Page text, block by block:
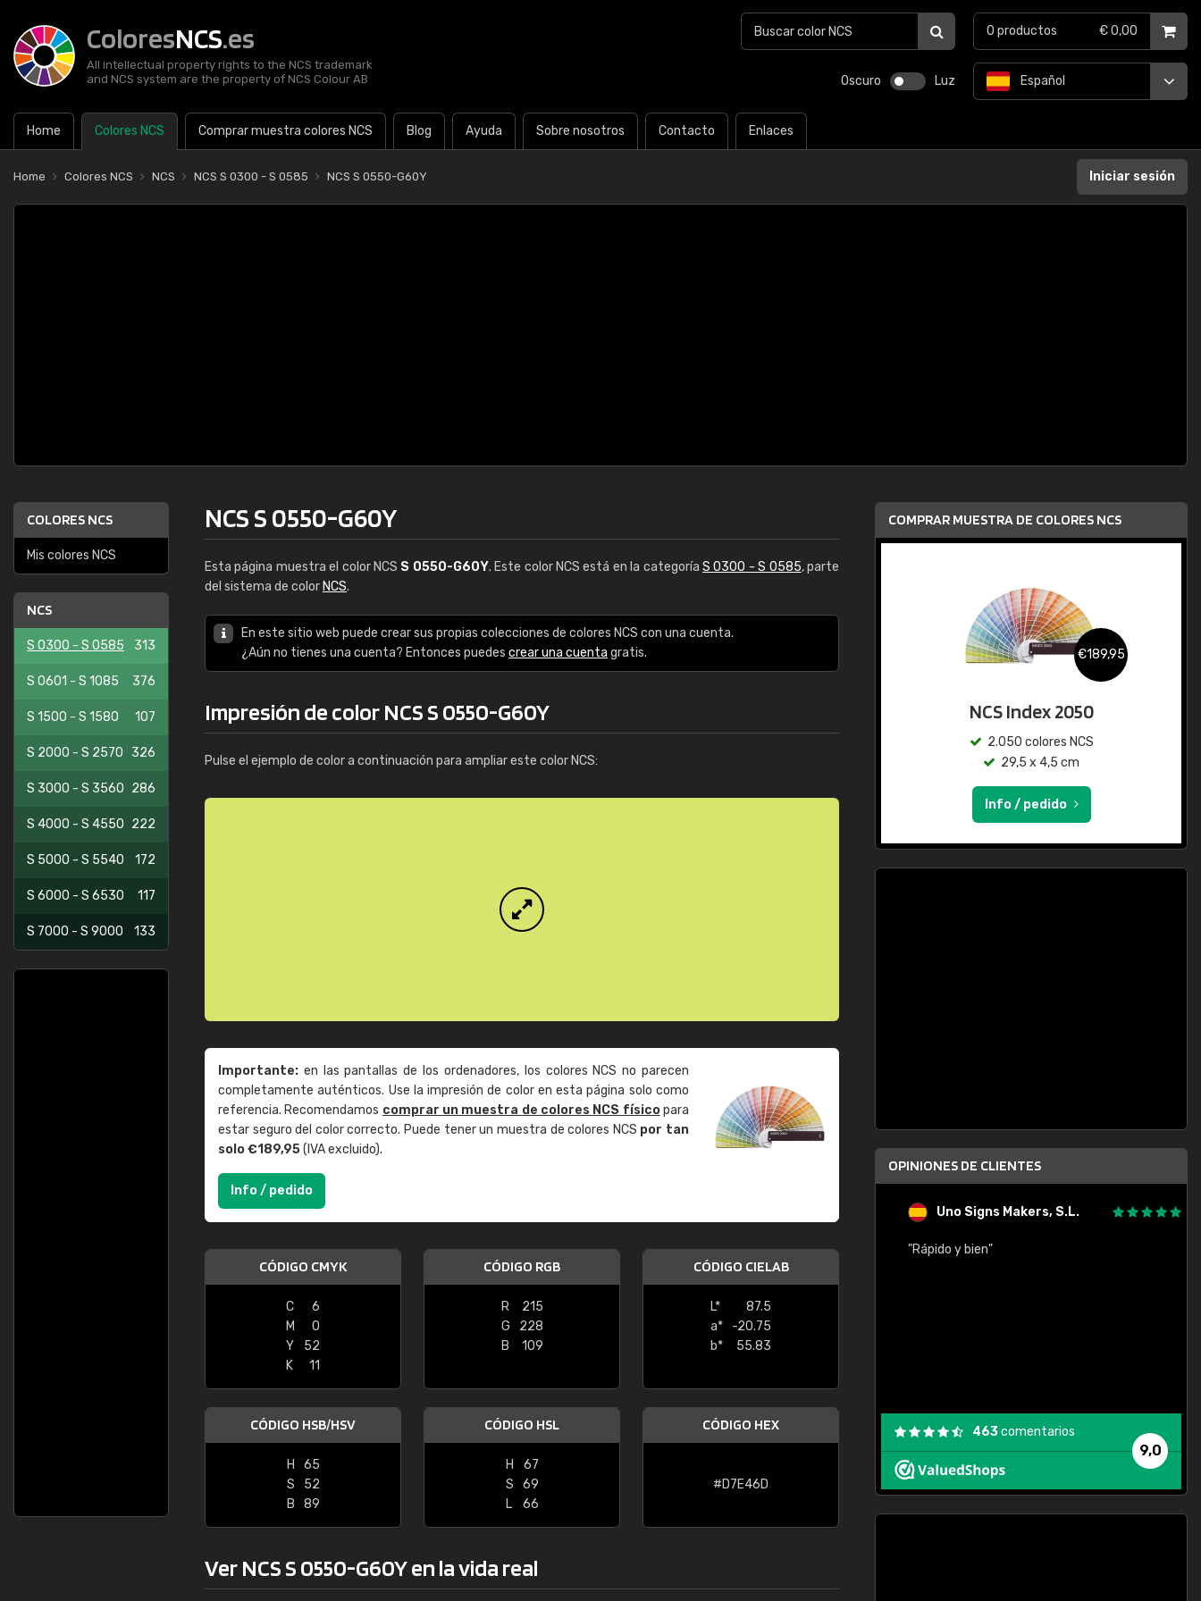
ColoresNCS.es
All intellectual property rights to the NCS trademark
and NCS system are the property of NCS Colour AB
Oscuro Luz
Home Colores NCS Comprar muestra colores NCS Blog Ayuda Sobre nosotros Contacto Enlaces
Español
0 productos € 0,00
Home Colores NCS NCS NCS S 0300 - S 0585 NCS S 0550-G60Y Iniciar sesión
COLORES NCS
Mis colores NCS
NCS
S 0300 - S 0585 313
S 0601 - S 1085 376
S 1500 - S 1580 107
S 2000 - S 2570 326
S 3000 - S 3560 286
S 4000 - S 4550 222
S 5000 - S 5540 172
S 6000 - S 6530 117
S 7000 - S 9000 133
NCS S 0550-G60Y
Esta página muestra el color NCS S 0550-G60Y. Este color NCS está en la categoríaS 0300 - S 0585, parte
del sistema de color NCS.
En este sitio web puede crear sus propias colecciones de colores NCS con una cuenta.
¿Aún no tienes una cuenta? Entonces puedes crear una cuenta gratis.
Impresión de color NCS S 0550-G60Y
Pulse el ejemplo de color a continuación para ampliar este color NCS:
Importante: en las pantallas de los ordenadores, los colores NCS no parecen
completamente auténticos. Use la impresión de color en esta página solo como
referencia. Recomendamos comprar un muestra de colores NCS físicopara
estar seguro del color correcto. Puede tener un muestra de colores NCS por tan
solo €189,95(IVA excluido).
Info / pedido
CÓDIGO CMYK
C
6
M
0
Y
52
K
11
CÓDIGO RGB
R
215
G
228
B
109
CÓDIGO CIELAB
L*
87.5
a*
-20.75
b*
55.83
CÓDIGO HSB/HSV
H
65
S
52
B
89
CÓDIGO HSL
H
67
S
69
L
66
CÓDIGO HEX
#D7E46D
Ver NCS S 0550-G60Y en la vida real
COMPRAR MUESTRA DE COLORES NCS
€189,95
NCS Index 2050
2.050 colores NCS
29,5 x 4,5 cm
Info / pedido
OPINIONES DE CLIENTES
"Buen servicio. No obstante No es fácil
encontrar/comprar lo que se busca"
Uno Signs Makers, S.L.
"Rápido y bien"
9,0
463comentarios